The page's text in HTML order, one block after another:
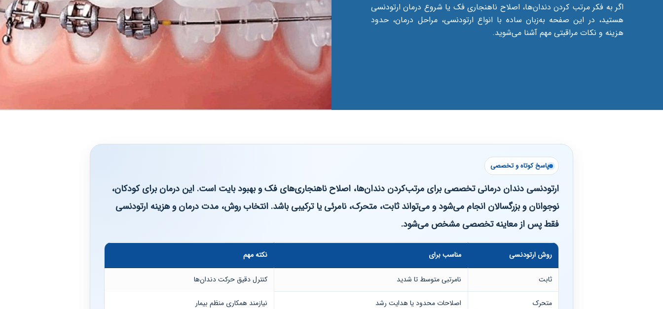
اگر به فکر مرتب کردن دندان‌ها، اصلاح ناهنجاری فک یا شروع درمان ارتودنسی
هستید، در این صفحه به‌زبان ساده با انواع ارتودنسی، مراحل درمان، حدود
هزینه و نکات مراقبتی مهم آشنا می‌شوید.
پاسخ کوتاه و تخصصی
ارتودنسی دندان درمانی تخصصی برای مرتب‌کردن دندان‌ها، اصلاح ناهنجاری‌های فک و بهبود بایت است. این درمان برای کودکان،
نوجوانان و بزرگسالان انجام می‌شود و می‌تواند ثابت، متحرک، نامرئی یا ترکیبی باشد. انتخاب روش، مدت درمان و هزینه ارتودنسی
فقط پس از معاینه تخصصی مشخص می‌شود.
روش ارتودنسی مناسب برای نکته مهم
ثابت نامرتبی متوسط تا شدید کنترل دقیق حرکت دندان‌ها
متحرک اصلاحات محدود یا هدایت رشد نیازمند همکاری منظم بیمار